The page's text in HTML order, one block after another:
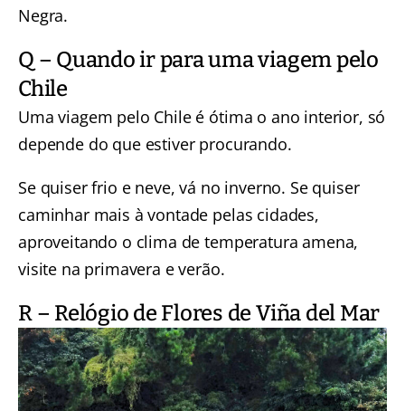
Negra.
Q – Quando ir para uma viagem pelo
Chile
Uma viagem pelo Chile é ótima o ano interior, só
depende do que estiver procurando.
Se quiser frio e neve, vá no inverno. Se quiser
caminhar mais à vontade pelas cidades,
aproveitando o clima de temperatura amena,
visite na primavera e verão.
R – Relógio de Flores de Viña del Mar